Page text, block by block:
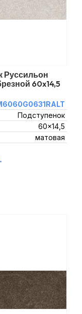
Руссильон
60x14,5
Подступенок
60x14,5
матовая